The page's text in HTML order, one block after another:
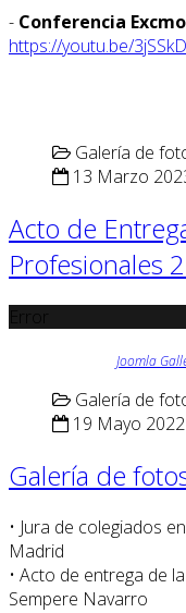
- Conferencia
https://youtu.be/
Galería de
13 Marzo
Acto de
Profesionales
Joomla
Galería de
19 Mayo 2022
Galería de
• Jura de colegiados
Madrid
• Acto de entrega de
Sempere Navarro